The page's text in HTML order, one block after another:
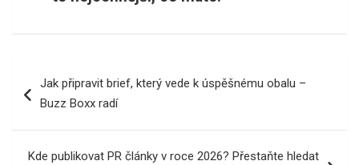
proJak připravit brief, který vede k úspěšnému obalu –
Buzz Boxx radí
Kde publikovat PR články v roce 2026? Přestaňte hledat